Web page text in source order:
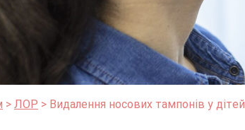
ЛОР Видалення носових тампонів у дітей